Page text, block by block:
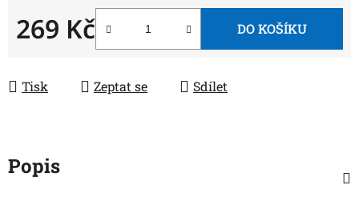
269 Kč DO KOŠÍKU
Tisk Zeptat se Sdílet
Popis